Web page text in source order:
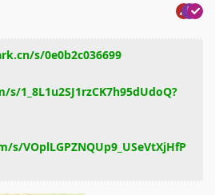
s/0e0b2c036699
1_8L1u2SJ1rzCK7h95dUdoQ?
VOplLGPZNQUp9_USeVtXjHfP